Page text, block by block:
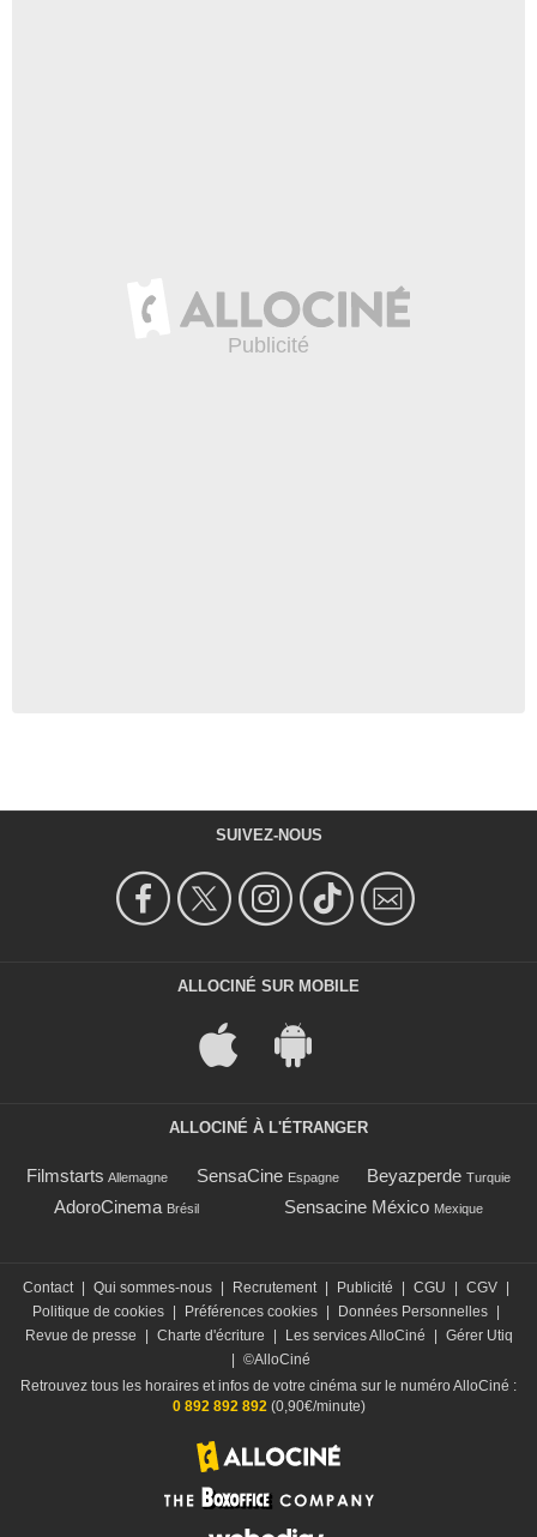
SUIVEZ-NOUS
ALLOCINÉ SUR MOBILE
ALLOCINÉ À L'ÉTRANGER
Filmstarts Allemagne SensaCine Espagne Beyazperde Turquie
AdoroCinema Brésil Sensacine México Mexique
Contact Qui sommes-nous Recrutement Publicité CGU CGV
Politique de cookies
Préférences cookies Données Personnelles
Revue de presse
Charte d'écriture Les services AlloCiné
Gérer Utiq
©AlloCiné
Retrouvez tous les horaires et infos de votre cinéma sur le numéro AlloCiné :
0 892 892 892(0,90€/minute)